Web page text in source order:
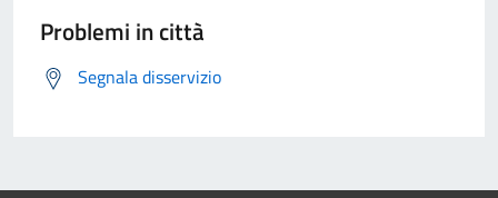
Problemi in città
Segnala disservizio